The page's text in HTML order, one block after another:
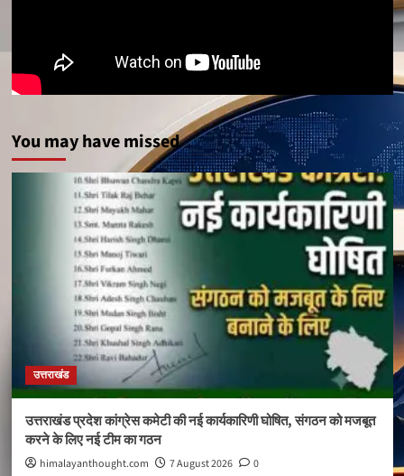
You may have missed
उत्तराखंड
उत्तराखंड प्रदेश कांग्रेस कमेटी की नई कार्यकारिणी घोषित, संगठन को मजबूत
करने के लिए नई टीम का गठन
himalayanthought.com 7 August 2026 0